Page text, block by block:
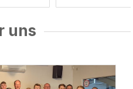
uns